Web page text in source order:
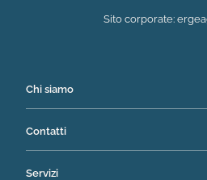
Sito corporate:
Chi siamo
Contatti
Servizi